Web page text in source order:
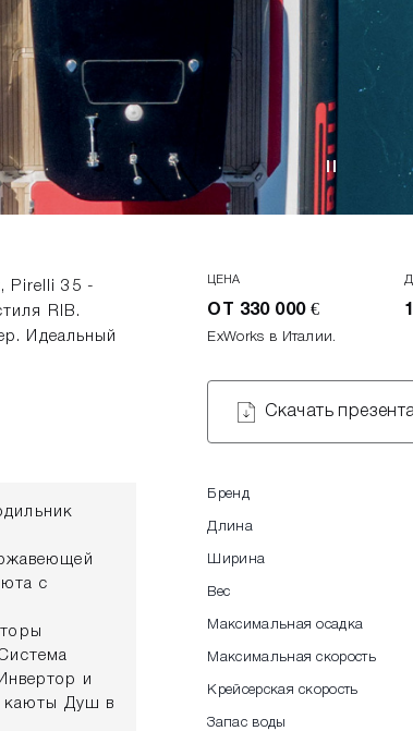
Pirelli 35 -
RIB.
Идеальный
с
и
каюты Душ в
ЦЕНА
ОТ 330 000 €
ExWorks в Италии.
Скачать
Бренд
Длина
Ширина
Вес
Максимальная осадка
Максимальная скорость
Крейсерская скорость
Запас воды